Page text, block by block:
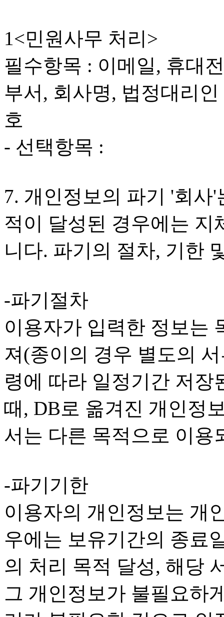
1<민원사무 처리>
필수항목 : 이메일, 휴대
부서, 회사명, 법정대리
호
- 선택항목 :
7. 개인정보의 파기 '회사
적이 달성된 경우에는 지
니다. 파기의 절차, 기한
-파기절차
이용자가 입력한 정보는
져(종이의 경우 별도의
령에 따라 일정기간 저장
때, DB로 옮겨진 개인정
서는 다른 목적으로 이용
-파기기한
이용자의 개인정보는 개
우에는 보유기간의 종료
의 처리 목적 달성, 해당
그 개인정보가 불필요하